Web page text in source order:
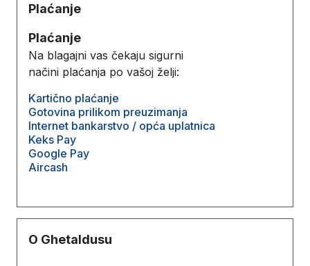
Plaćanje
Plaćanje
Na blagajni vas čekaju sigurni
načini plaćanja po vašoj želji:
Kartično plaćanje
Gotovina prilikom preuzimanja
Internet bankarstvo / opća uplatnica
Keks Pay
Google Pay
Aircash
O Ghetaldusu